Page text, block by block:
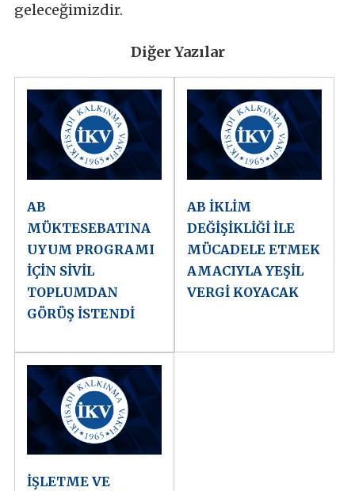
geleceğimizdir.
Diğer Yazılar
AB
MÜKTESEBATINA
UYUM PROGRAMI
İÇİN SİVİL
TOPLUMDAN
GÖRÜŞ İSTENDİ
AB İKLİM
DEĞİŞİKLİĞİ İLE
MÜCADELE ETMEK
AMACIYLA YEŞİL
VERGİ KOYACAK
İŞLETME VE